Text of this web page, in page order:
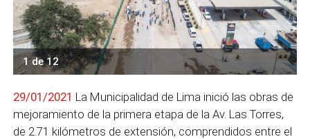
1 de 12
29/01/2021 La Municipalidad de Lima inició las obras de
mejoramiento de la primera etapa de la Av. Las Torres,
de 2.71 kilómetros de extensión, comprendidos entre el